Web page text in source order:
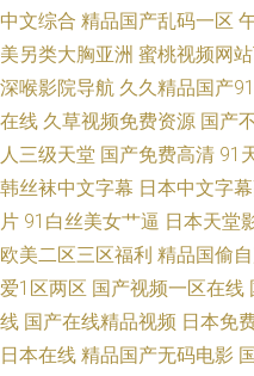
中文综合 精品国产乱码一区
美另类大胸亚洲 蜜桃视频网
深喉影院导航 久久精品国产91
在线 久草视频免费资源 国产
人三级天堂 国产免费高清 91
韩丝袜中文字幕 日本中文字
片 91白丝美女艹逼 日本天堂
欧美二区三区福利 精品国偷
爱1区两区 国产视频一区在线
线 国产在线精品视频 日本免
日本在线 精品国产无码电影